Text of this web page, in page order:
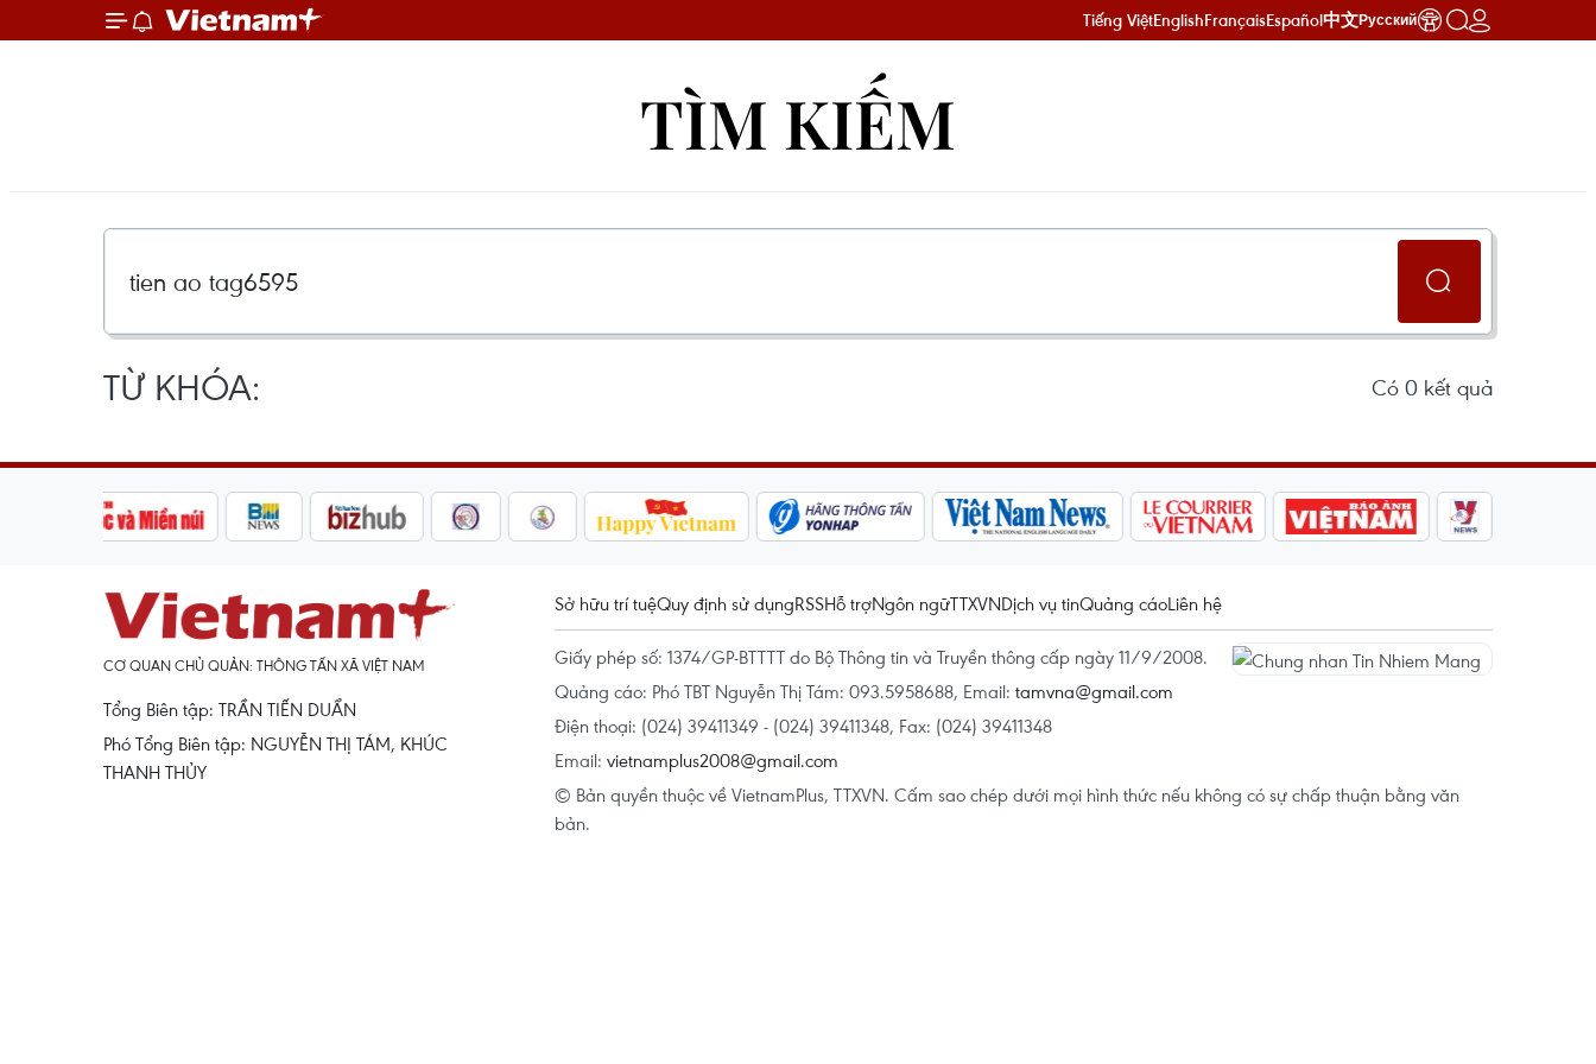
Tiếng ViệtEnglishFrançaisEspañol中文Русский
TÌM KIẾM
TỪ KHÓA: Có 0 kết quả
CƠ QUAN CHỦ QUẢN: THÔNG TẤN XÃ VIỆT NAM
Tổng Biên tập: TRẦN TIẾN DUẨN
Phó Tổng Biên tập: NGUYỄN THỊ TÁM, KHÚC
THANH THỦY
Sở hữu trí tuệQuy định sử dụngRSSHỗ trợNgôn ngữTTXVNDịch vụ tinQuảng cáoLiên hệ
Giấy phép số: 1374/GP-BTTTT do Bộ Thông tin và Truyền thông cấp ngày 11/9/2008.
Quảng cáo: Phó TBT Nguyễn Thị Tám: 093.5958688, Email: tamvna@gmail.com
Điện thoại: (024) 39411349 - (024) 39411348, Fax: (024) 39411348
Email: vietnamplus2008@gmail.com
© Bản quyền thuộc về VietnamPlus, TTXVN. Cấm sao chép dưới mọi hình thức nếu không có sự chấp thuận bằng văn
bản.